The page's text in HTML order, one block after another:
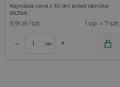
Najniższa cena z 30 dni przed obniżką:
69,39zł.
9,91 zł / szt. 1 op. = 7 szt.
– op. + Dodaj do koszyka